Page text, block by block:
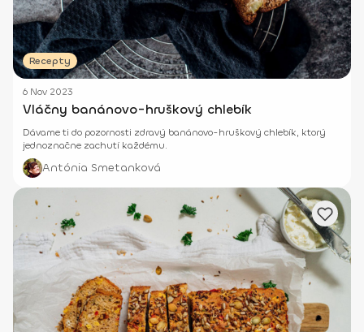
Recepty
6 Nov 2023
Vláčny banánovo-hruškový chlebík
Dávame ti do pozornosti zdravý banánovo-hruškový chlebík, ktorý
jednoznačne zachutí každému.
Antónia Smetanková